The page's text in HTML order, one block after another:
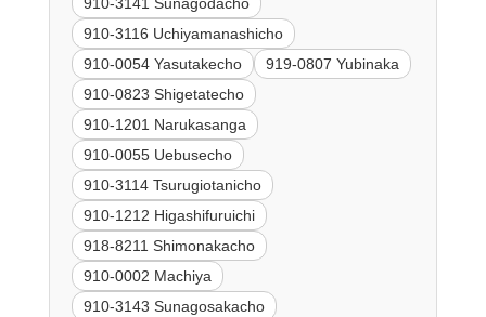
910-3141 Sunagodacho
910-3116 Uchiyamanashicho
910-0054 Yasutakecho
919-0807 Yubinaka
910-0823 Shigetatecho
910-1201 Narukasanga
910-0055 Uebusecho
910-3114 Tsurugiotanicho
910-1212 Higashifuruichi
918-8211 Shimonakacho
910-0002 Machiya
910-3143 Sunagosakacho